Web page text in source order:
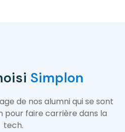
Simplon
de nos alumni qui se sont
pour faire carrière dans la
tech.